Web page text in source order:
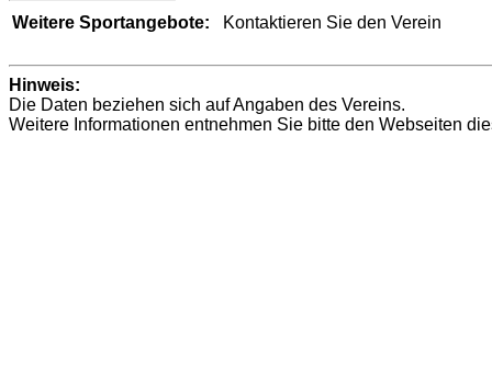
Weitere Sportangebote: Kontaktieren Sie den Verein
Hinweis:
Die Daten beziehen sich auf Angaben des Vereins.
Weitere Informationen entnehmen Sie bitte den Webseiten